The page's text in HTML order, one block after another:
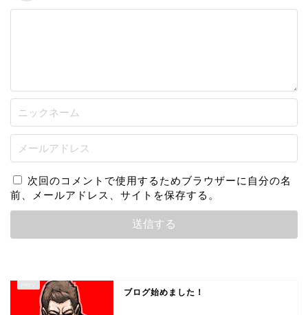
次回のコメントで使用するためブラウザーに自分の名
前、メールアドレス、サイトを保存する。
ブログ始めました！